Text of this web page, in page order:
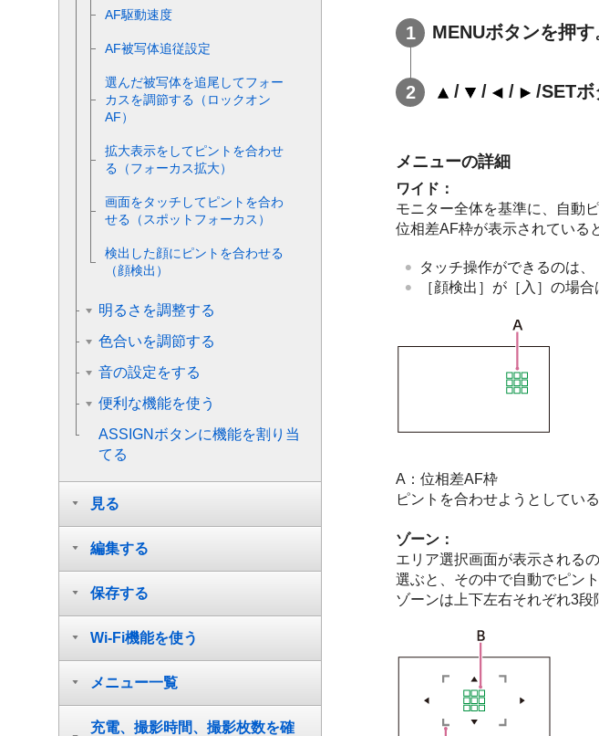
MENUボタンを押す
/ / / /SETボ
メニューの詳細
ワイド：
モニター全体を基準に、自動
位相差AF枠が表示されている
タッチ操作ができるのは
［顔検出］が［入］の場
A：位相差AF枠
ピントを合わせようとしてい
ゾーン：
エリア選択画面が表示される
選ぶと、その中で自動でピント
ゾーンは上下左右それぞれ3段
AF駆動速度
AF被写体追従設定
選んだ被写体を追尾してフォー
カスを調節する（ロックオン
AF）
拡大表示をしてピントを合わせ
る（フォーカス拡大）
画面をタッチしてピントを合わ
せる（スポットフォーカス）
検出した顔にピントを合わせる
（顔検出）
明るさを調整する
色合いを調節する
音の設定をする
便利な機能を使う
ASSIGNボタンに機能を割り当
てる
見る
編集する
保存する
Wi-Fi機能を使う
メニュー一覧
充電、撮影時間、撮影枚数を確